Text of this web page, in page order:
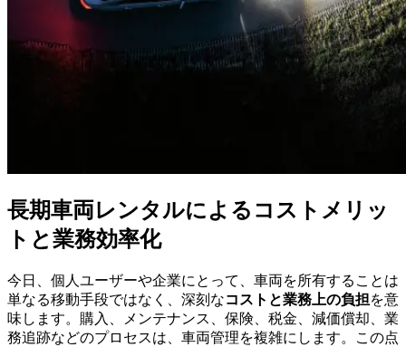
長期車両レンタルによるコストメリッ
トと業務効率化
今日、個人ユーザーや企業にとって、車両を所有することは
単なる移動手段ではなく、深刻なコストと業務上の負担を意
味します。購入、メンテナンス、保険、税金、減価償却、業
務追跡などのプロセスは、車両管理を複雑にします。この点